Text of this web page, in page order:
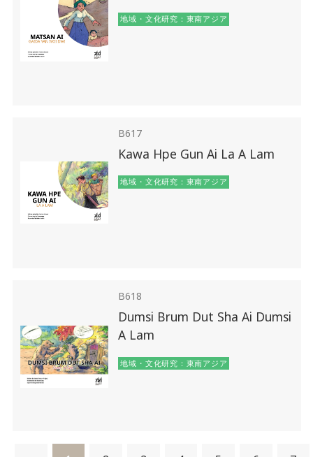
地域・文化研究：東南アジア
B617
Kawa Hpe Gun Ai La A Lam
地域・文化研究：東南アジア
B618
Dumsi Brum Dut Sha Ai Dumsi
A Lam
地域・文化研究：東南アジア